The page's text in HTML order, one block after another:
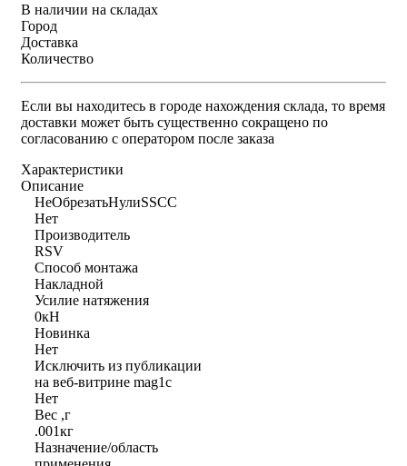
В наличии на складах
Город
Доставка
Количество
Если вы находитесь в городе нахождения склада, то время
доставки может быть существенно сокращено по
согласованию с оператором после заказа
Характеристики
Описание
НеОбрезатьНулиSSCC
Нет
Производитель
RSV
Способ монтажа
Накладной
Усилие натяжения
0кН
Новинка
Нет
Исключить из публикации
на веб-витрине mag1c
Нет
Вес ,г
.001кг
Назначение/область